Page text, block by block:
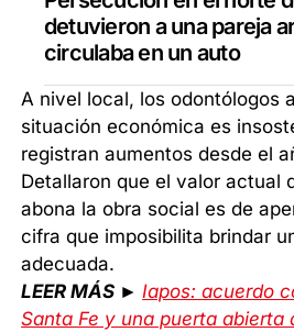
detuvieron a una pareja
circulaba en un auto
A nivel local, los odontólogos
situación económica es
registran aumentos desde el
Detallaron que el valor actual
abona la obra social es de
cifra que imposibilita brindar
adecuada.
LEER MÁS ►Iapos: acuerdo
Santa Fe y una puerta abierta